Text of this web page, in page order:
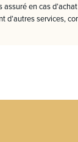
assuré en cas
d’autres services,